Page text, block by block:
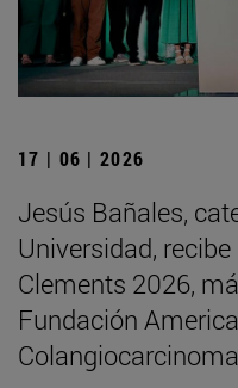
17 | 06 | 2026
Jesús Bañales,
Universidad,
Clements 2026,
Fundación
Colangiocarcinoma